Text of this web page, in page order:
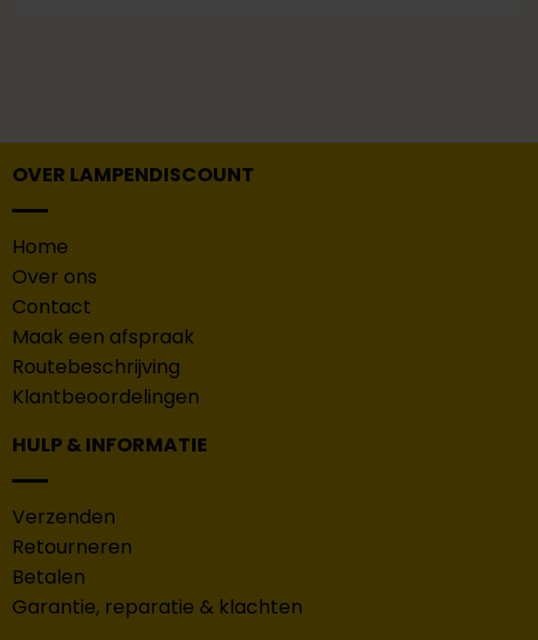
OVER LAMPENDISCOUNT
Home
Over ons
Contact
Maak een afspraak
Routebeschrijving
Klantbeoordelingen
HULP & INFORMATIE
Verzenden
Retourneren
Betalen
Garantie, reparatie & klachten